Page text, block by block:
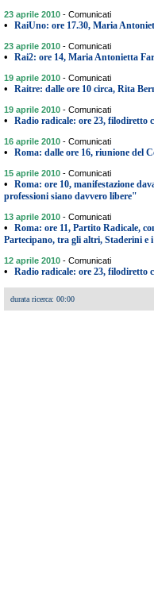
23 aprile 2010 - Comunicati
• RaiUno: ore 17.30, Maria
23 aprile 2010 - Comunicati
• Rai2: ore 14, Maria Antonietta
19 aprile 2010 - Comunicati
• Raitre: dalle ore 10 circa, Rita
19 aprile 2010 - Comunicati
• Radio radicale: ore 23, filodiretto
16 aprile 2010 - Comunicati
• Roma: dalle ore 16, riunione del
15 aprile 2010 - Comunicati
•
Roma: ore 10, manifestazione
professioni siano davvero libere"
13 aprile 2010 - Comunicati
•
Roma: ore 11, Partito Radicale,
Partecipano, tra gli altri, Staderini e
12 aprile 2010 - Comunicati
• Radio radicale: ore 23, filodiretto
durata ricerca: 00:00